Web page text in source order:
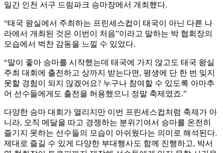
일간 인천 서구 드림파크 승마장에서 개최했다.
“태국 왕실에서 주최하는 프린세스컵이 태국이 아닌 다른 나
라에서 개최된 것은 이번이 처음”이라고 말하는 박 협회장의
모습에서 벅찬 감동을 느낄 수 있었다.
“말이 좋아 승마를 시작했는데 태국에 가지 않고도 태국 왕실
주최 대회에 출전하고 상까지 받는다면, 평생에 단 한 번 잊지
못할 경험이 되지 않겠어요? 누구나 참여할 수 있도록 아마추
어 선수들에게도 출전을 허용했으니 정말 축제였죠.”
다양한 승마 대회가 열리지만 이번 프린세스컵처럼 축제가 아
니라, 오직 메달을 따고 경쟁하는 분위기여서 승마를 온전히
즐기지 못하는 선수들의 모습이 아쉬웠다는 의미로 해석된다.
제대로 즐길 수 있게 다양한 부대행사도 함께 진행하고, 박서